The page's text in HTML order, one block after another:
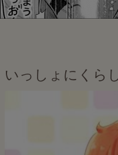
いっしょにくら